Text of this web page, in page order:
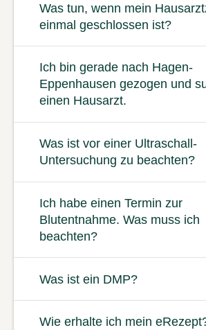
Was tun, wenn mein
einmal geschlossen ist?
Ich bin gerade nach Hagen-
Eppenhausen gezogen und
einen Hausarzt.
Was ist vor einer Ultraschall-
Untersuchung zu beachten?
Ich habe einen Termin zur
Blutentnahme. Was muss ich
beachten?
Was ist ein DMP?
Wie erhalte ich mein